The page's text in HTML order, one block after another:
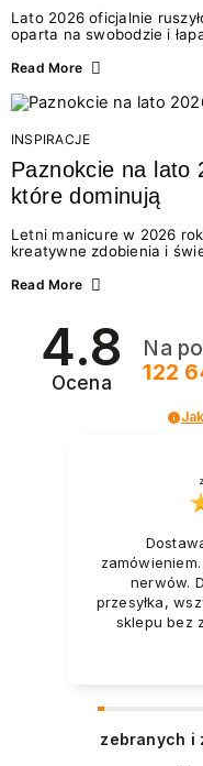
Lato 2026 oficjalnie
oparta na swobodzie i
doświadczenia wakacji –
Motywem przewodnim
letnich momentów. Z tej
wyjątkowego: wielki
najgorętszych trendów w...
Read More
INSPIRACJE
Paznokcie na lato
które dominują
Letni manicure w 2026
kreatywne zdobienia i
zarówno energetycznych
2026? Znajdź inspirację
Read More
4.8
Ocena
Na
122
nerwów.
przesyłka,
sklepu bez
została
zebranych i